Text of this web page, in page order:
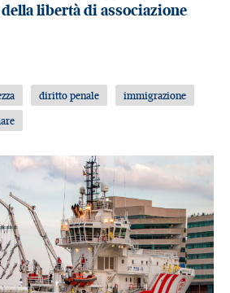
libertà di associazione
diritto penale
immigrazione